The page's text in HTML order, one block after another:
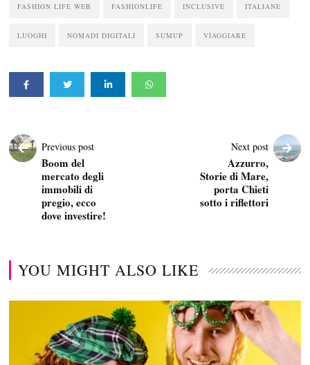
FASHION LIFE WEB FASHIONLIFE INCLUSIVE ITALIANE
LUOGHI NOMADI DIGITALI SUMUP VIAGGIARE
Previous post
Boom del
mercato degli
immobili di
pregio, ecco
dove investire!
Next post
Azzurro,
Storie di Mare,
porta Chieti
sotto i riflettori
YOU MIGHT ALSO LIKE